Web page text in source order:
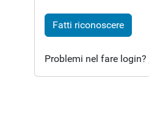
Fatti riconoscere
Problemi nel fare login?